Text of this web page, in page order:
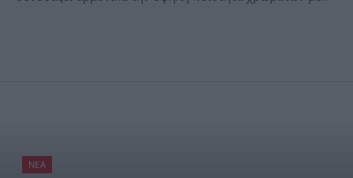
ΝΈΑ